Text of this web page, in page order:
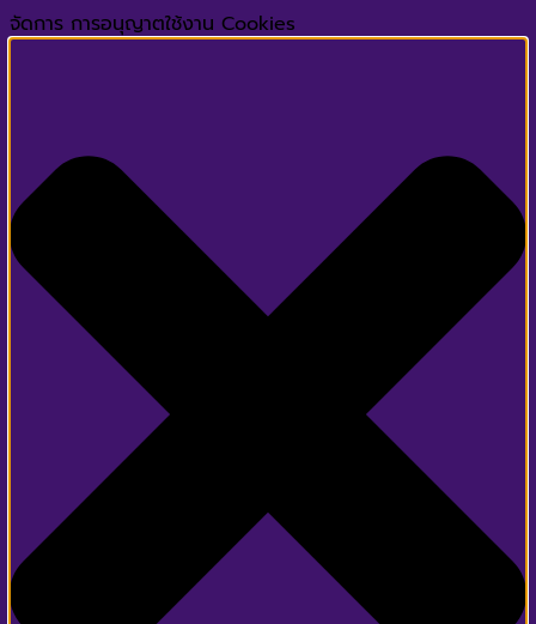
จัดการ การอนุญาตใช้งาน Cookies